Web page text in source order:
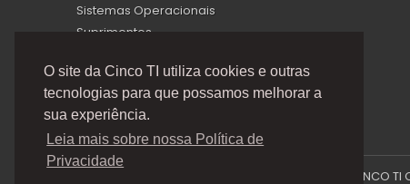
O site da Cinco TI utiliza cookies e outras
tecnologias para que possamos melhorar a
sua experiência.
Leia mais sobre nossa Política de
Privacidade
Sistemas Operacionais
Suprimentos
A Cinco TI (5TI) é uma marca registrada de CINCO